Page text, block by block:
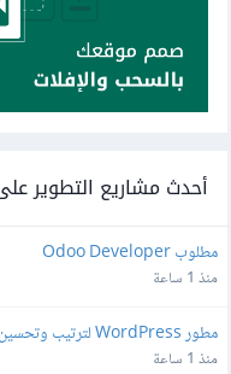
أحدث مشاريع التطوير
مطلوب Odoo Developer
منذ 1 ساعة
مطور WordPress لترتيب وتحسين متجر إلكتروني قائم
منذ 1 ساعة